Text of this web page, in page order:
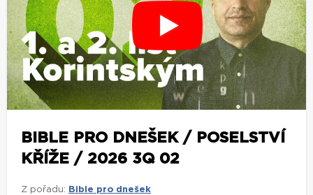
BIBLE PRO DNEŠEK / POSELSTVÍ
KŘÍŽE / 2026 3Q 02
Z pořadu: Bible pro dnešek